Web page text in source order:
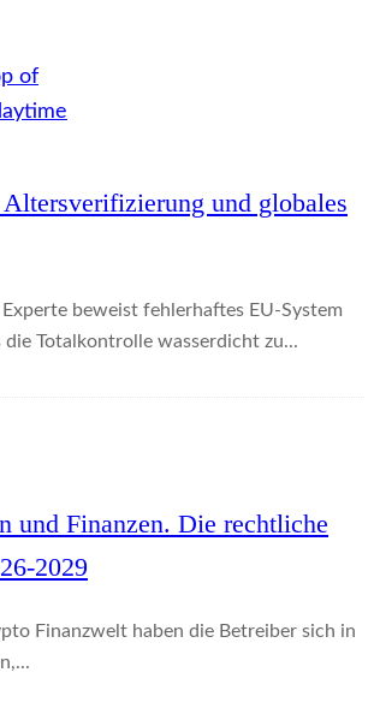
und globales
beweist fehlerhaftes EU-System
Totalkontrolle wasserdicht zu...
und Finanzen. Die rechtliche
2029
Finanzwelt haben die Betreiber sich in